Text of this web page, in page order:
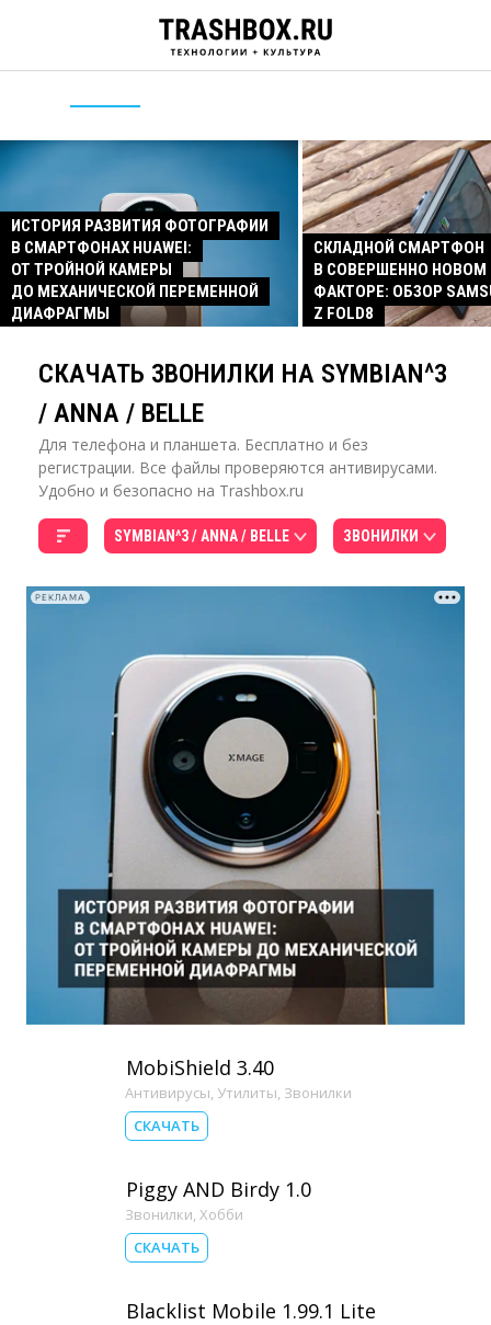
ИСТОРИЯ РАЗВИТИЯ ФОТОГРАФИИ
В СМАРТФОНАХ HUAWEI:
ОТ ТРОЙНОЙ КАМЕРЫ
ДО МЕХАНИЧЕСКОЙ ПЕРЕМЕННОЙ
ДИАФРАГМЫ
СКЛАДНОЙ СМАРТФОН
В СОВЕРШЕННО
ФАКТОРЕ: ОБЗОР
Z FOLD8
СКАЧАТЬ ЗВОНИЛКИ НА SYMBIAN^3
/ ANNA / BELLE
Для телефона и планшета. Бесплатно и без
регистрации. Все файлы проверяются антивирусами.
Удобно и безопасно на Trashbox.ru
SYMBIAN^3 / ANNA / BELLE ЗВОНИЛКИ
РЕКЛАМА
MobiShield 3.40
Антивирусы, Утилиты, Звонилки
СКАЧАТЬ
Piggy AND Birdy 1.0
Звонилки, Хобби
СКАЧАТЬ
Blacklist Mobile 1.99.1 Lite